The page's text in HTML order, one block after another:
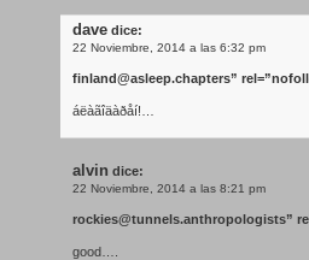
dave dice:
22 Noviembre, 2014 a las 6:32 pm
finland@asleep.chapters”
áëàãîäàðåí!…
alvin dice:
22 Noviembre, 2014 a las 8:21 pm
rockies@tunnels.anthropologists”
good….